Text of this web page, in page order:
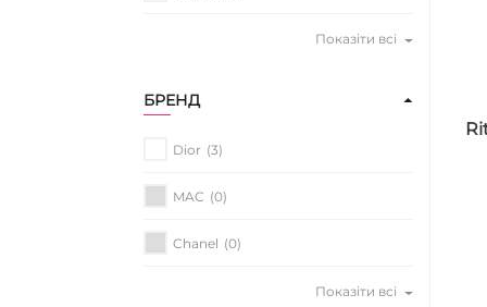
Показіти всі
БРЕНД
Dior (3)
MAC (0)
Chanel (0)
Показіти всі